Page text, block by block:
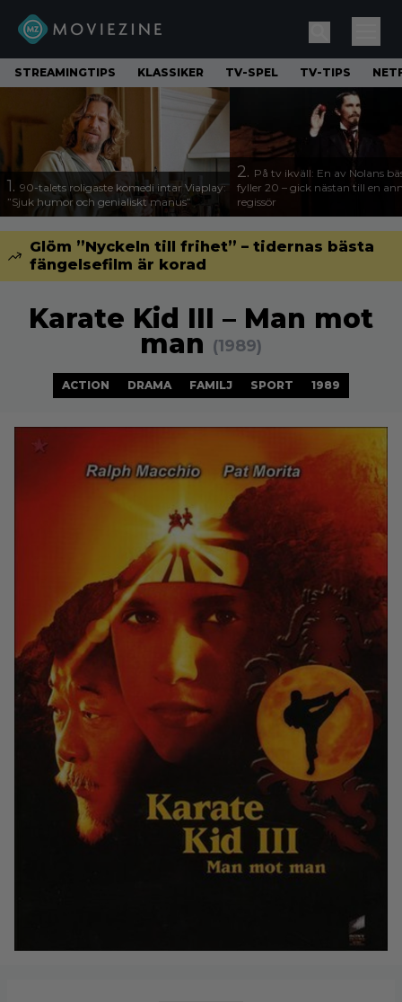
STREAMINGTIPS KLASSIKER TV-SPEL TV-TIPS
1. 90-talets roligaste komedi intar Viaplay:
”Sjuk humor och genialiskt manus”
2. På tv ikväll: En av Nolans
fyller 20 – gick nästan till en
regissör
Glöm ”Nyckeln till frihet” – tidernas bästa
fängelsefilm är korad
Karate Kid III – Man mot
man (1989)
ACTION DRAMA FAMILJ SPORT 1989